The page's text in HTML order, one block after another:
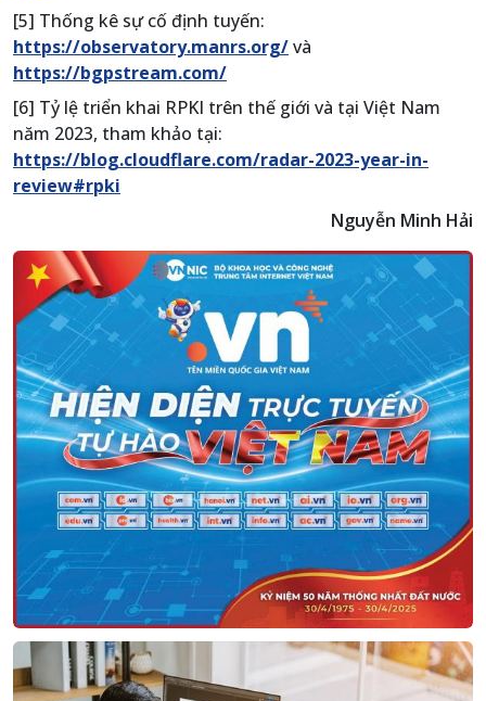
[5] Thống kê sự cố định tuyến:
https://observatory.manrs.org/và
https://bgpstream.com/
[6] Tỷ lệ triển khai RPKI trên thế giới và tại Việt Nam
năm 2023, tham khảo tại:
https://blog.cloudflare.com/radar-2023-year-in-
review#rpki
Nguyễn Minh Hải